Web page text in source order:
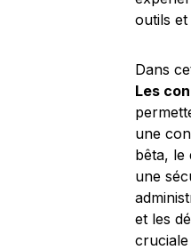
outils
Dans
Les
une
bêta, le
une
et les